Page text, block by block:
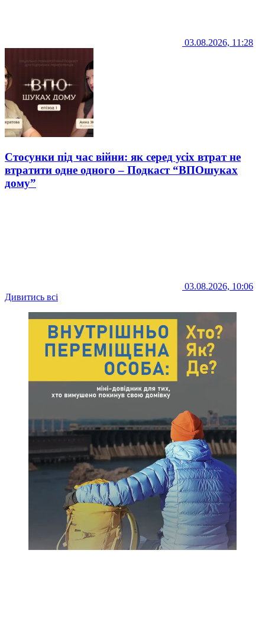
03.08.2026, 11:28
Стосунки під час війни: як серед усіх втрат не
втратити одне одного – Подкаст “ВПОшуках
дому”
03.08.2026, 10:06
Дивитись всі